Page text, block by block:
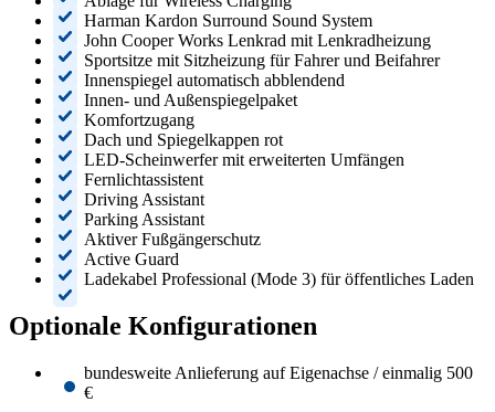
Harman Kardon Surround Sound System
John Cooper Works Lenkrad mit Lenkradheizung
Sportsitze mit Sitzheizung für Fahrer und Beifahrer
Innenspiegel automatisch abblendend
Innen- und Außenspiegelpaket
Komfortzugang
Dach und Spiegelkappen rot
LED-Scheinwerfer mit erweiterten Umfängen
Fernlichtassistent
Driving Assistant
Parking Assistant
Aktiver Fußgängerschutz
Active Guard
Ladekabel Professional (Mode 3) für öffentliches Laden
Optionale Konfigurationen
bundesweite Anlieferung auf Eigenachse / einmalig 500
€